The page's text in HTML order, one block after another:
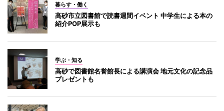
暮らす・働く
高砂市立図書館で読書週間イベント 中学生による本の
紹介POP展示も
学ぶ・知る
高砂で図書館名誉館長による講演会 地元文化の記念品
プレゼントも